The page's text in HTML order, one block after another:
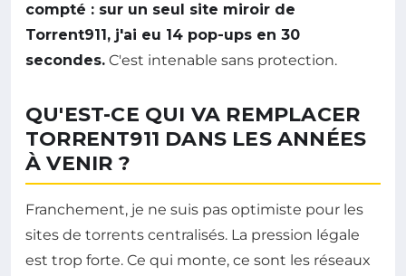
compté : sur un seul site miroir de
Torrent911, j'ai eu 14 pop-ups en 30
secondes. C'est intenable sans protection.
QU'EST-CE QUI VA REMPLACER
TORRENT911 DANS LES ANNÉES
À VENIR ?
Franchement, je ne suis pas optimiste pour les
sites de torrents centralisés. La pression légale
est trop forte. Ce qui monte, ce sont les réseaux